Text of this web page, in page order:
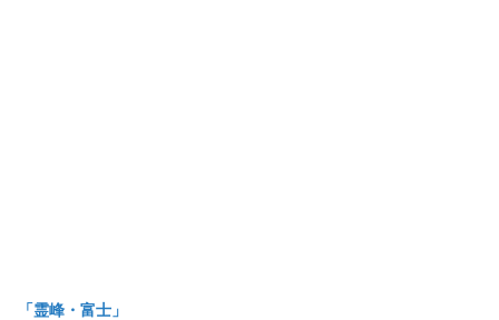
「霊峰・富士」